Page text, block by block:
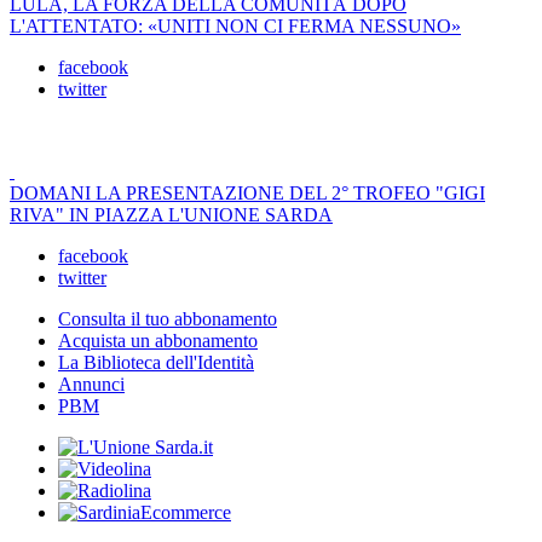
LULA, LA FORZA DELLA COMUNITÀ DOPO
L'ATTENTATO: «UNITI NON CI FERMA NESSUNO»
facebook
twitter
DOMANI LA PRESENTAZIONE DEL 2° TROFEO "GIGI
RIVA" IN PIAZZA L'UNIONE SARDA
facebook
twitter
Consulta il tuo abbonamento
Acquista un abbonamento
La Biblioteca dell'Identità
Annunci
PBM